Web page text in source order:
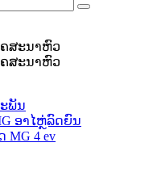
ພັນ
ອາໄຫຼ່ລົດຍົນ
MG 4 ev